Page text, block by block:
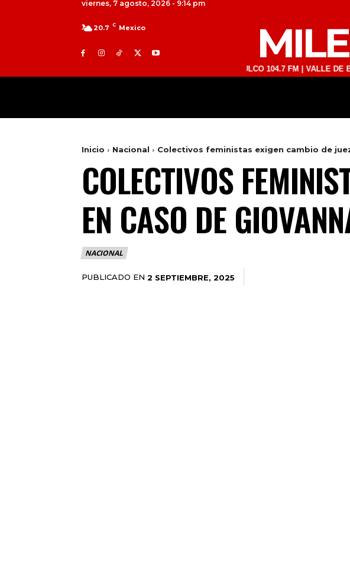
viernes, 7 agosto, 2026 - 9:14 pm
20.7 C Mexico
TOLUCA 98.9 FM | ATLACOMULCO 104.7 FM | VALLE DE
Inicio Nacional Colectivos feministas exigen cambio de
COLECTIVOS
EN CASO DE
NACIONAL
PUBLICADO EN 2 SEPTIEMBRE, 2025